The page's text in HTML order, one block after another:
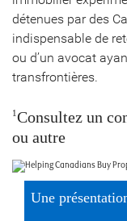
détenues par des
indispensable de
ou d’un avocat
transfrontières.
1 Consultez un
ou autre
Une